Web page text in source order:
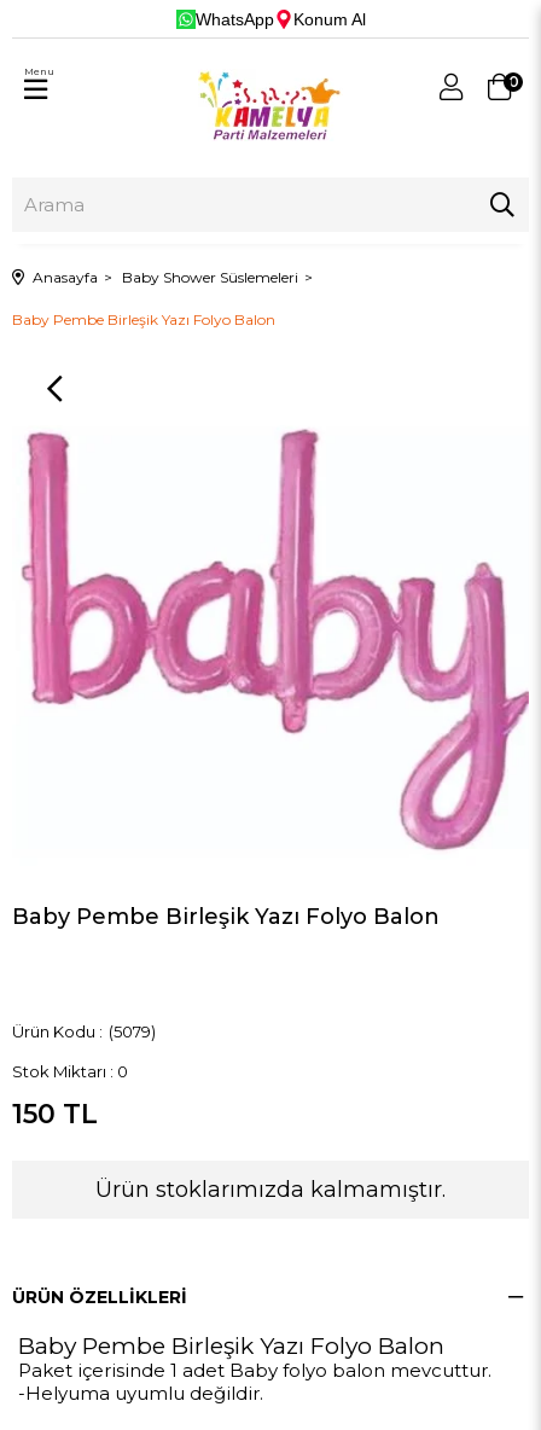
WhatsApp Konum Al
0
Menu
Anasayfa Baby Shower Süslemeleri
Baby Pembe Birleşik Yazı Folyo Balon
Baby Pembe Birleşik Yazı Folyo Balon
(5079)
Stok Miktarı : 0
150 TL
Ürün stoklarımızda kalmamıştır.
ÜRÜN ÖZELLIKLERI
Baby Pembe Birleşik Yazı Folyo Balon
Paket içerisinde 1 adet Baby folyo balon mevcuttur.
-Helyuma uyumlu değildir.